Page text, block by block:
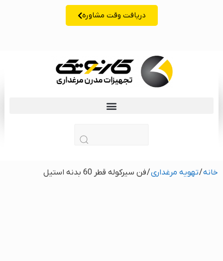
دریافت وقت مشاوره
خانه/تهویه مرغداری/ فن سیرکوله قطر 60 بدنه استیل